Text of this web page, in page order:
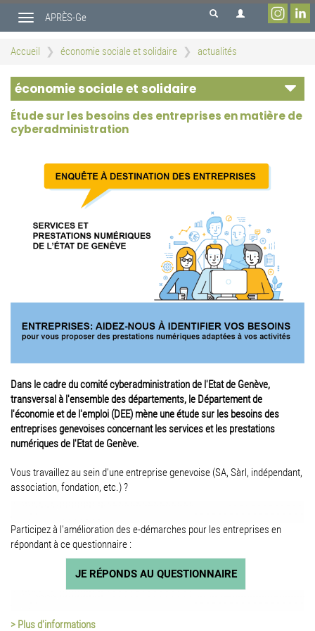
contenu
Toggle
navigation
APRÈS-Ge
Accueil économie sociale et solidaire actualités
économie sociale et solidaire
Étude sur les besoins des entreprises en matière de
cyberadministration
Dans le cadre du comité cyberadministration de l'Etat de Genève,
transversal à l'ensemble des départements, le Département de
l'économie et de l'emploi (DEE) mène une étude sur les besoins des
entreprises genevoises concernant les services et les prestations
numériques de l'Etat de Genève.
Vous travaillez au sein d'une entreprise genevoise (SA, Sàrl, indépendant,
association, fondation, etc.) ?
Participez à l'amélioration des e-démarches pour les entreprises en
répondant à ce questionnaire :
JE RÉPONDS AU QUESTIONNAIRE
> Plus d'informations